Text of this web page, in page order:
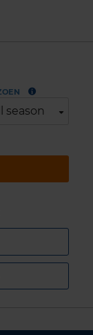
season